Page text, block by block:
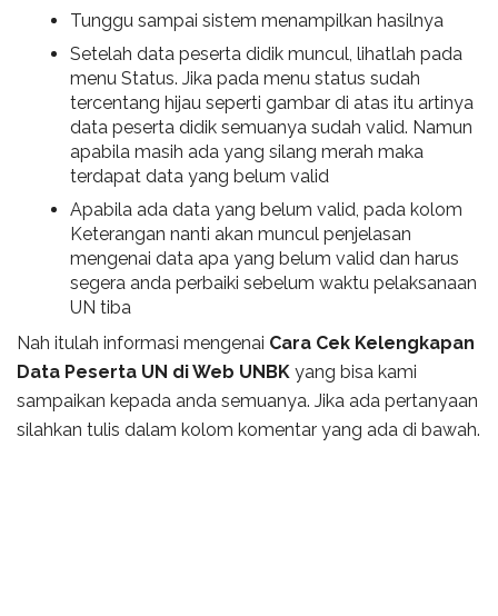
Tunggu sampai sistem menampilkan hasilnya
Setelah data peserta didik muncul, lihatlah pada
menu Status. Jika pada menu status sudah
tercentang hijau seperti gambar di atas itu artinya
data peserta didik semuanya sudah valid. Namun
apabila masih ada yang silang merah maka
terdapat data yang belum valid
Apabila ada data yang belum valid, pada kolom
Keterangan nanti akan muncul penjelasan
mengenai data apa yang belum valid dan harus
segera anda perbaiki sebelum waktu pelaksanaan
UN tiba
Nah itulah informasi mengenai Cara Cek Kelengkapan
Data Peserta UN di Web UNBK yang bisa kami
sampaikan kepada anda semuanya. Jika ada pertanyaan
silahkan tulis dalam kolom komentar yang ada di bawah.